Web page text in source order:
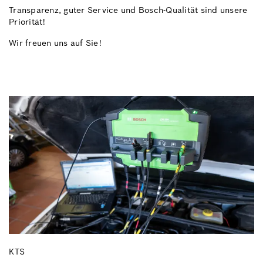
Transparenz, guter Service und Bosch-Qualität sind unsere
Priorität!
Wir freuen uns auf Sie!
KTS